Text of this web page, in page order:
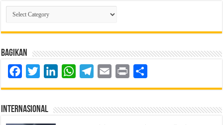
Kategori
Berita
Bagikan
FacebookTwitterLinkedInWhatsAppTelegram
Email Print
Internasional